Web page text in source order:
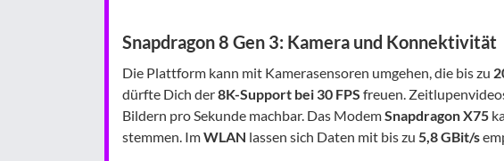
Snapdragon 8 Gen 3: Kamera und Konnektivität
Die Plattform kann mit Kamerasensoren umgehen, die bis zu
dürfte Dich der8K-Support bei 30 FPS freuen.
Bildern pro Sekunde machbar. Das ModemSnapdragon X75
stemmen. ImWLAN lassen sich Daten mit bis zu 5,8 GBit/s